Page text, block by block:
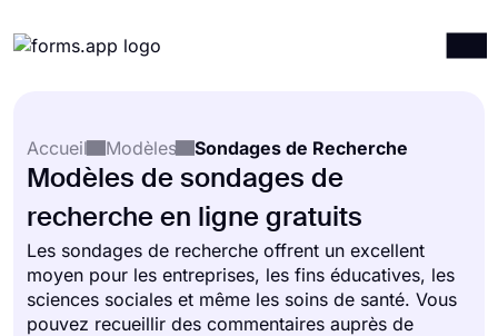
Intégrations
Tarification
Accueil
Modèles Sondages de Recherche
Modèles de sondages de
recherche en ligne gratuits
Les sondages de recherche offrent un excellent
moyen pour les entreprises, les fins éducatives, les
sciences sociales et même les soins de santé. Vous
pouvez recueillir des commentaires auprès de